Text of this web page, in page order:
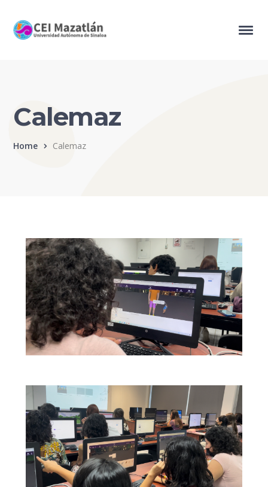
Calemaz
Home Calemaz